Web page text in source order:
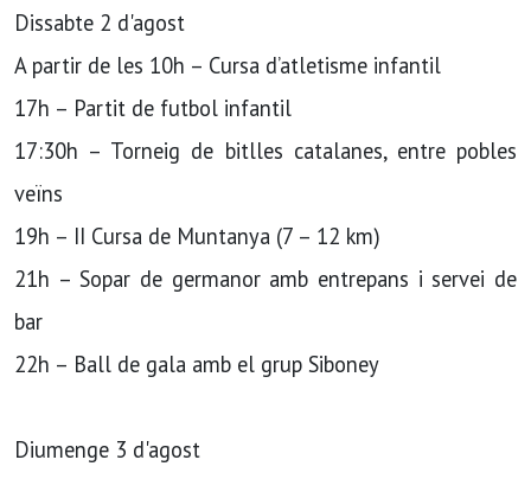
Dissabte 2 d'agost
A partir de les 10h – Cursa d’atletisme infantil
17h – Partit de futbol infantil
17:30h – Torneig de bitlles catalanes, entre pobles
veïns
19h – II Cursa de Muntanya (7 – 12 km)
21h – Sopar de germanor amb entrepans i servei de
bar
22h – Ball de gala amb el grup Siboney
Diumenge 3 d'agost